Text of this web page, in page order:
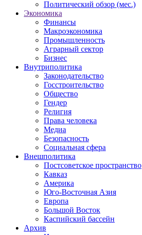
Политический обзор (мес.)
Экономика
Финансы
Макроэкономика
Промышленность
Аграрный сектор
Бизнес
Внутриполитика
Законодательство
Госстроительство
Общество
Гендер
Религия
Права человека
Медиа
Безопасность
Социальная сфера
Внешполитика
Постсоветское пространство
Кавказ
Америка
Юго-Восточная Азия
Европа
Большой Восток
Каспийский бассейн
Архив